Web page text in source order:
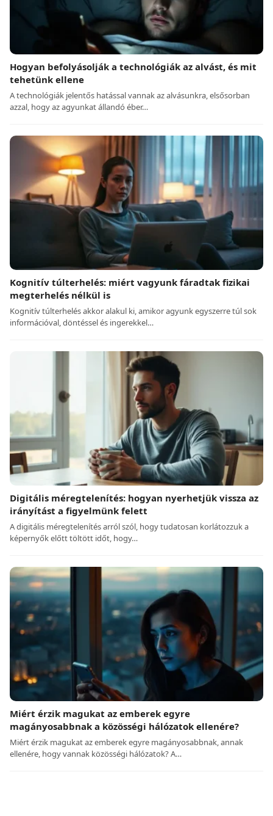
Hogyan befolyásolják a technológiák az alvást, és mit
tehetünk ellene
A technológiák jelentős hatással vannak az alvásunkra, elsősorban
azzal, hogy az agyunkat állandó éber…
Kognitív túlterhelés: miért vagyunk fáradtak fizikai
megterhelés nélkül is
Kognitív túlterhelés akkor alakul ki, amikor agyunk egyszerre túl sok
információval, döntéssel és ingerekkel…
Digitális méregtelenítés: hogyan nyerhetjük vissza az
irányítást a figyelmünk felett
A digitális méregtelenítés arról szól, hogy tudatosan korlátozzuk a
képernyők előtt töltött időt, hogy…
Miért érzik magukat az emberek egyre
magányosabbnak a közösségi hálózatok ellenére?
Miért érzik magukat az emberek egyre magányosabbnak, annak
ellenére, hogy vannak közösségi hálózatok? A…